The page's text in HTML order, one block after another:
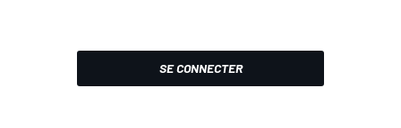
SE CONNECTER